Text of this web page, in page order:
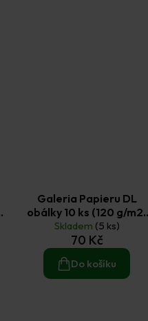
Galeria Papieru DL
obálky 10 ks (120 g/m2)
bílé se zlatými vlákny
Skladem (5 ks)
70 Kč
Do košíku